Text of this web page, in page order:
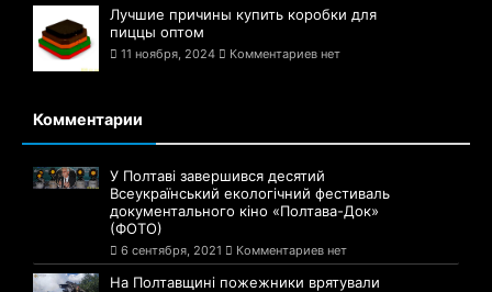
Лучшие причины купить коробки для
пиццы оптом
11 ноября, 2024 Комментариев нет
Комментарии
У Полтаві завершився десятий
Всеукраїнський екологічний фестиваль
документального кіно «Полтава-Док»
(ФОТО)
6 сентября, 2021 Комментариев нет
На Полтавщині пожежники врятували